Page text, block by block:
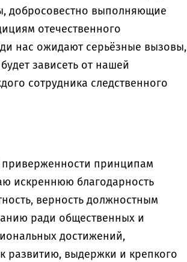
добросовестно выполняющие
отечественного
нас ожидают серьёзные вызовы,
зависеть от нашей
сотрудника следственного
принципам
искреннюю благодарность
верность должностным
ради общественных и
достижений,
развитию, выдержки и крепкого